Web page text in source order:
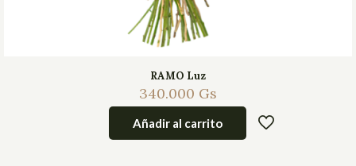
RAMO Luz
340.000 Gs
Añadir al carrito